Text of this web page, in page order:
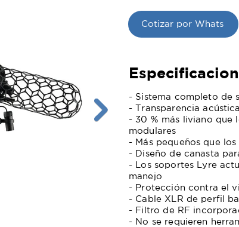
Cotizar por Whats
- Sistema completo de
- Transparencia
- 30 % más liviano que
modulares
- Más pequeños que
- Diseño de canasta
- Los soportes Lyre
manejo
- Protección contra el
- Cable XLR de perfil
- Filtro de RF
- No se requieren